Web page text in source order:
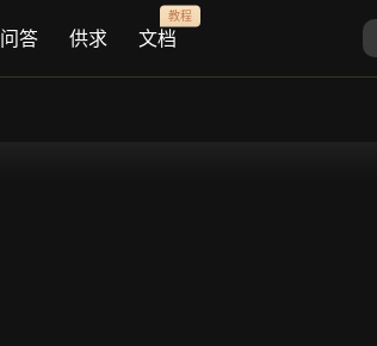
问答 供求 文档
教程